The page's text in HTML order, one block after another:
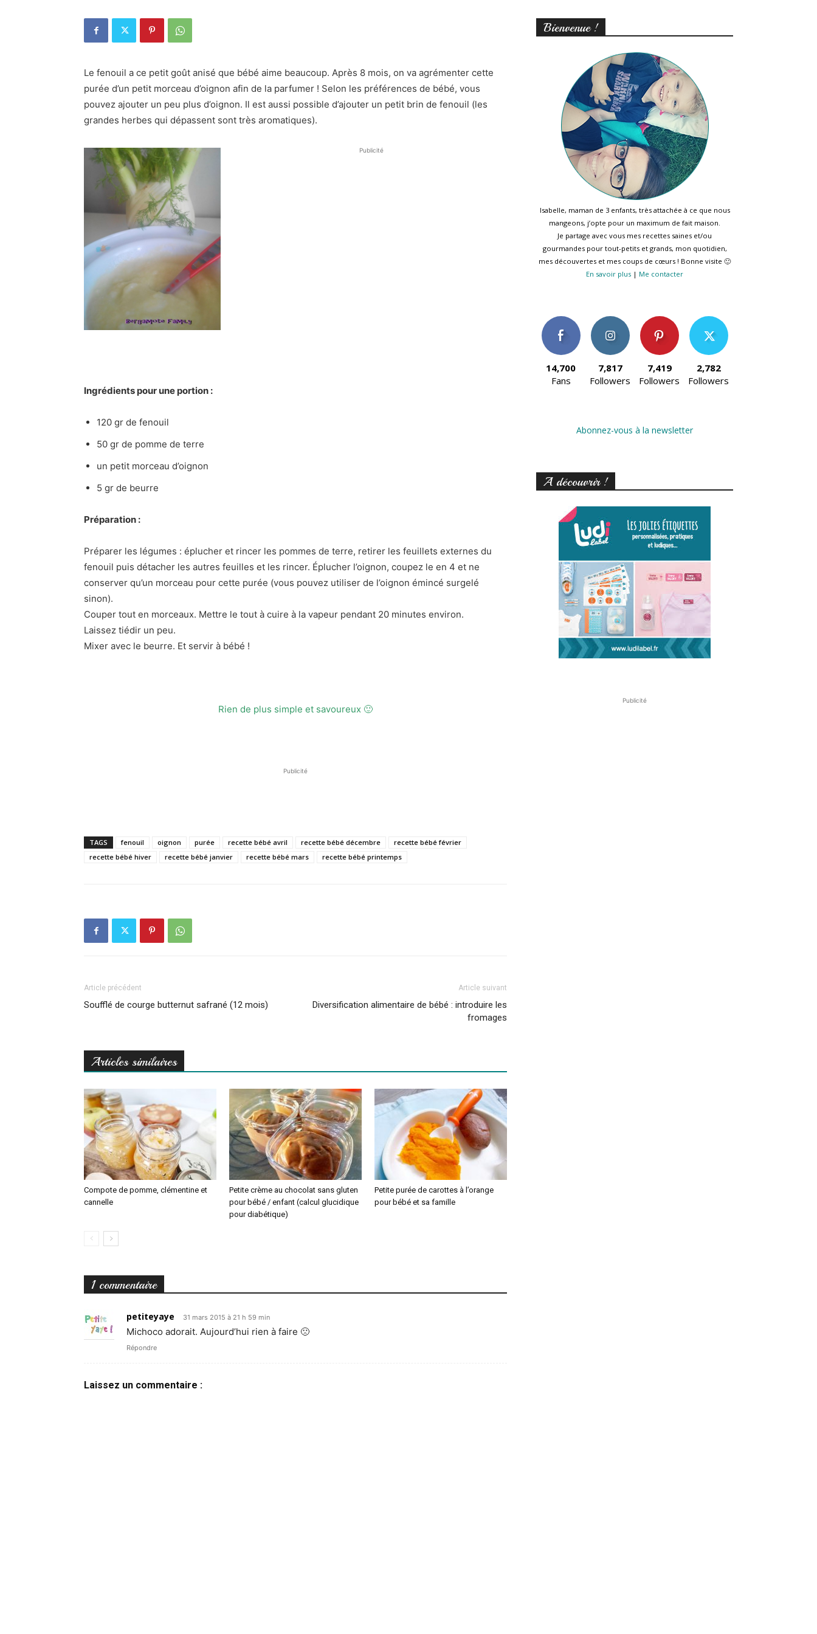
Le fenouil a ce petit goût anisé que bébé aime beaucoup. Après 8 mois, on va agrémenter cette
purée d’un petit morceau d’oignon afin de la parfumer ! Selon les préférences de bébé, vous
pouvez ajouter un peu plus d’oignon. Il est aussi possible d’ajouter un petit brin de fenouil (les
grandes herbes qui dépassent sont très aromatiques).
Publicité
Ingrédients pour une portion :
120 gr de fenouil
50 gr de pomme de terre
un petit morceau d’oignon
5 gr de beurre
Préparation :
Préparer les légumes : éplucher et rincer les pommes de terre, retirer les feuillets externes du
fenouil puis détacher les autres feuilles et les rincer. Éplucher l’oignon, coupez le en 4 et ne
conserver qu’un morceau pour cette purée (vous pouvez utiliser de l’oignon émincé surgelé
sinon).
Couper tout en morceaux. Mettre le tout à cuire à la vapeur pendant 20 minutes environ.
Laissez tiédir un peu.
Mixer avec le beurre. Et servir à bébé !
Rien de plus simple et savoureux 🙂
Publicité
TAGS fenouil oignon purée recette bébé avril recette bébé décembre
recette bébé février
recette bébé hiver
recette bébé janvier recette bébé mars recette bébé printemps
Article précédent
Soufflé de courge butternut safrané (12 mois)
Article suivant
Diversification alimentaire de bébé : introduire les
fromages
Articles similaires
Compote de pomme, clémentine et
cannelle
Petite crème au chocolat sans gluten
pour bébé / enfant (calcul glucidique
pour diabétique)
Petite purée de carottes à l’orange
pour bébé et sa famille
1 commentaire
petiteyaye 31 mars 2015 à 21 h 59 min
Michoco adorait. Aujourd’hui rien à faire 🙁
Répondre
Laissez un commentaire :
Bienvenue !
Isabelle, maman de 3 enfants, très attachée à ce que nous
mangeons, j’opte pour un maximum de fait maison.
Je partage avec vous mes recettes saines et/ou
gourmandes pour tout-petits et grands, mon quotidien,
mes découvertes et mes coups de cœurs ! Bonne visite 🙂
En savoir plus | Me contacter
14,700
Fans
7,817
Followers
7,419
Followers
2,782
Followers
Abonnez-vous à la newsletter
A découvrir !
Publicité